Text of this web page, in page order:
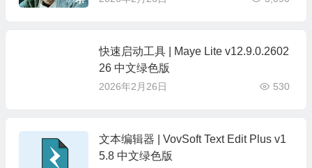
快速启动工具 | Maye Lite v12.9.0.2602
26 中文绿色版
2026年2月26日 530
文本编辑器 | VovSoft Text Edit Plus v1
5.8 中文绿色版